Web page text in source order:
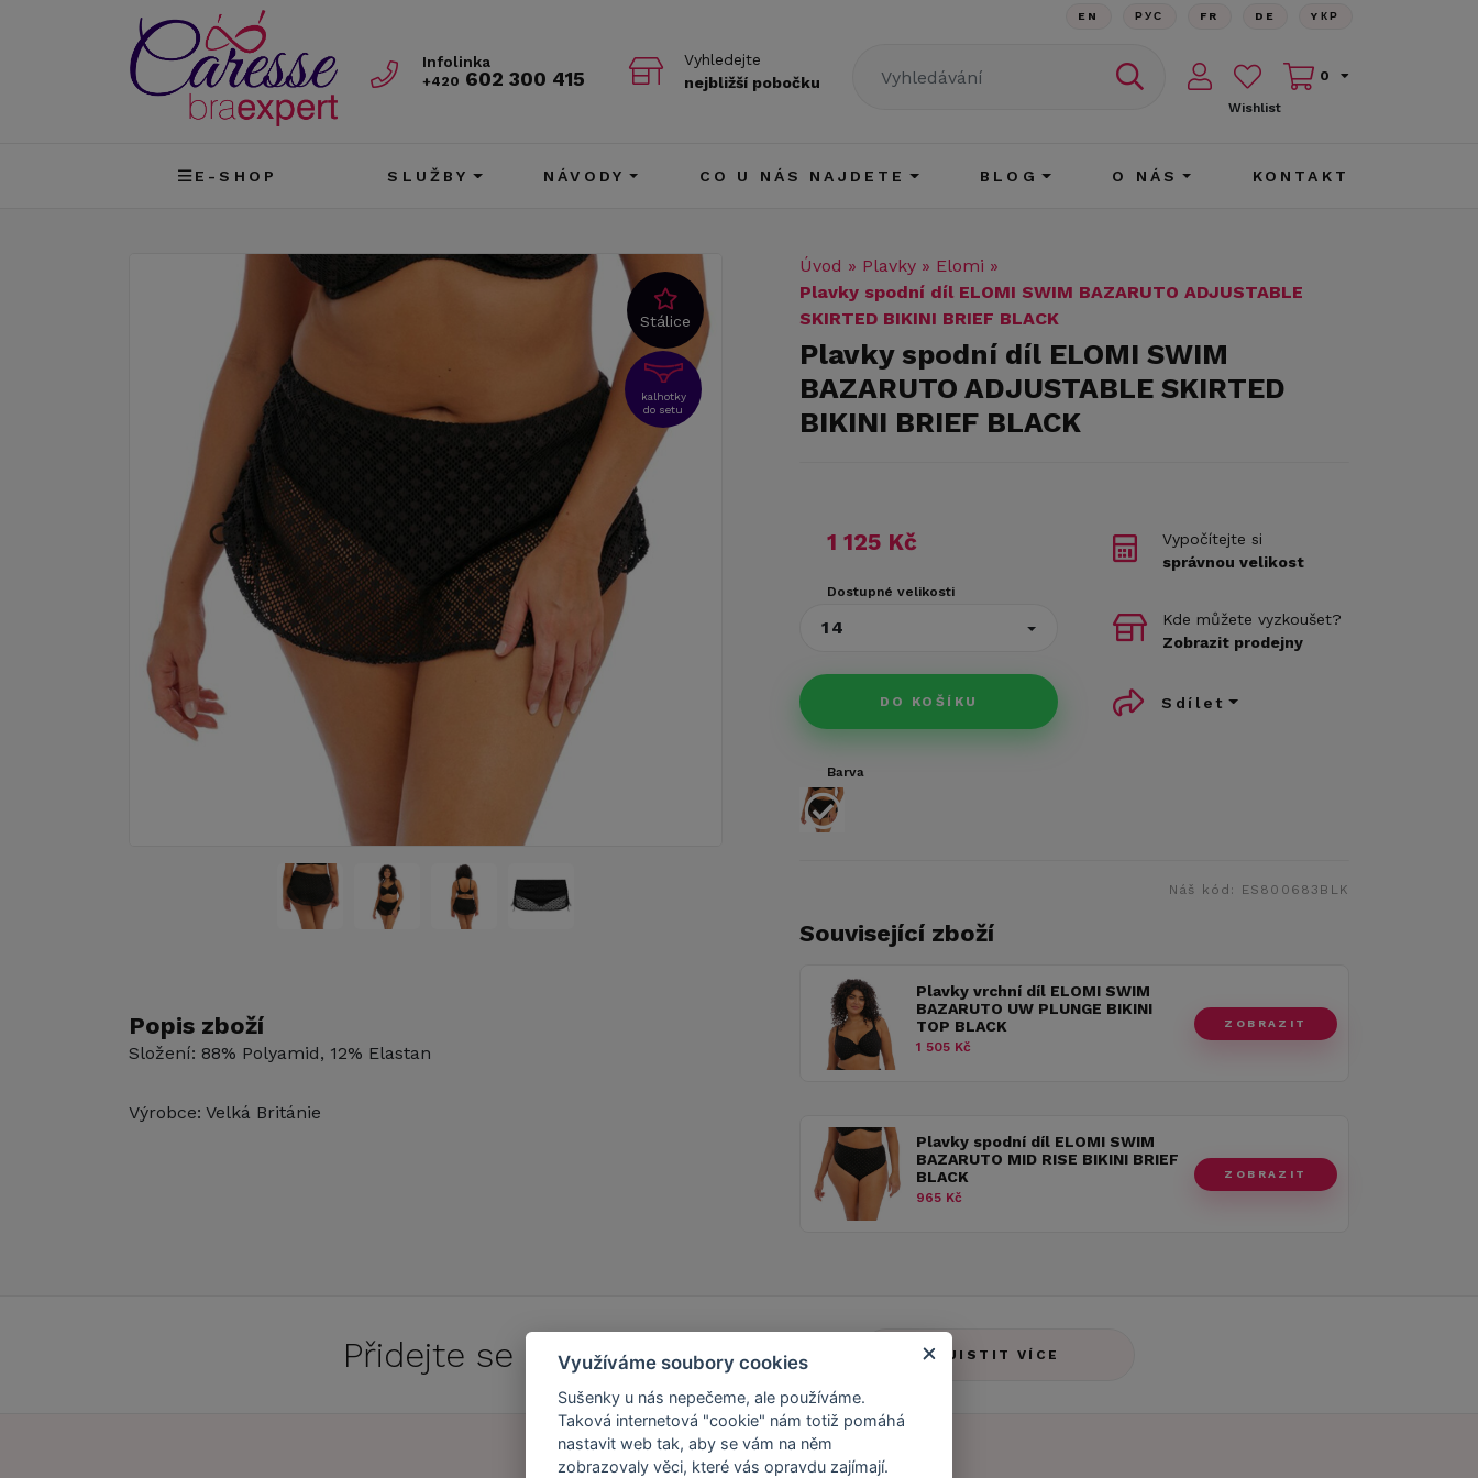
Infolinka
+420 602 300 415
Vyhledejte
nejbližší pobočku
EN РУС FR DE YКР
Wishlist
0
E-SHOP SLUŽBY NÁVODY CO U NÁS NAJDETE BLOG O NÁS KONTAKT
Stálice
kalhotky
do setu
Popis zboží
Složení: 88% Polyamid, 12% Elastan
Výrobce: Velká Británie
Úvod » Plavky » Elomi »
Plavky spodní díl ELOMI SWIM BAZARUTO ADJUSTABLE
SKIRTED BIKINI BRIEF BLACK
Plavky spodní díl ELOMI SWIM
BAZARUTO ADJUSTABLE SKIRTED
BIKINI BRIEF BLACK
1 125 Kč
Dostupné velikosti
14
DO KOŠÍKU
Vypočítejte si
správnou velikost
Kde můžete vyzkoušet?
Zobrazit prodejny
Sdílet
Barva
Náš kód: ES800683BLK
Související zboží
Plavky vrchní díl ELOMI SWIM
BAZARUTO UW PLUNGE BIKINI
TOP BLACK
1 505 Kč
ZOBRAZIT
Plavky spodní díl ELOMI SWIM
BAZARUTO MID RISE BIKINI BRIEF
BLACK
965 Kč
ZOBRAZIT
Přidejte se doCaresse Clubu! ZJISTIT VÍCE
Využíváme soubory cookies
Sušenky u nás nepečeme, ale používáme.
Taková internetová "cookie" nám totiž pomáhá
nastavit web tak, aby se vám na něm
zobrazovaly věci, které vás opravdu zajímají.